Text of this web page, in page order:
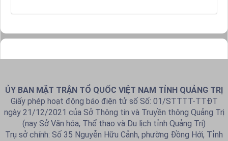
ỦY BAN MẶT TRẬN TỔ QUỐC VIỆT NAM TỈNH QUẢNG TRỊ
Giấy phép hoạt động báo điện tử số Số: 01/STTTT-TTĐT
ngày 21/12/2021 của Sở Thông tin và Truyền thông Quảng Trị
(nay Sở Văn hóa, Thể thao và Du lịch tỉnh Quảng Trị)
Trụ sở chính: Số 35 Nguyễn Hữu Cảnh, phường Đồng Hới, Tỉnh